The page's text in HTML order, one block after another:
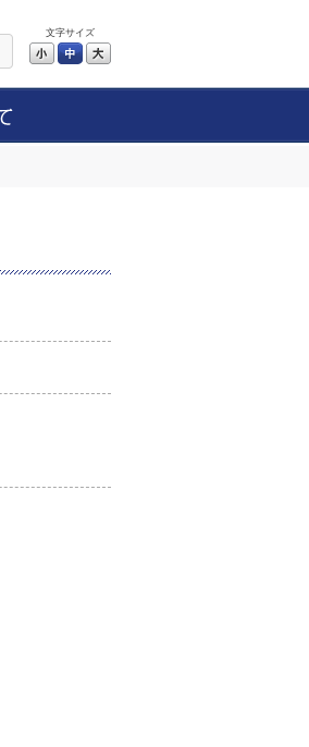
文字サイズ
小 中